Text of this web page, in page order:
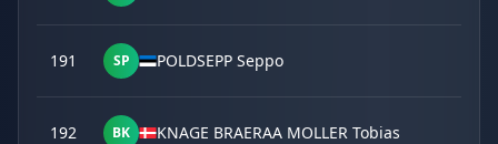
191 SP POLDSEPP Seppo
192 BK KNAGE BRAERAA MOLLER Tobias